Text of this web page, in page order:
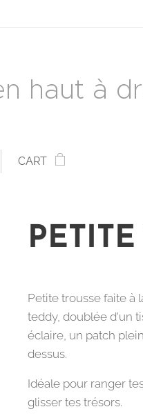
haut à
CART
Petite trousse faite à
teddy, doublée d'un
éclaire, un patch
dessus.
Idéale pour ranger
glisser tes trésors.